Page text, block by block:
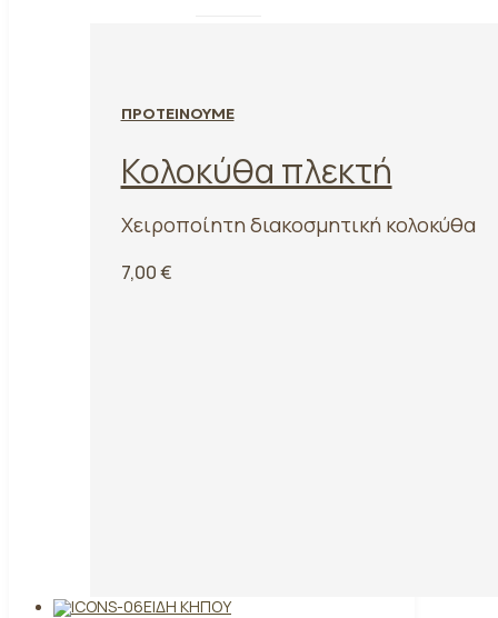
ΠΡΟΤΕΙΝΟΥΜΕ
Κολοκύθα πλεκτή
Χειροποίητη διακοσμητική κολοκύθα
7,00 €
ΕΊΔΗ ΚΉΠΟΥ